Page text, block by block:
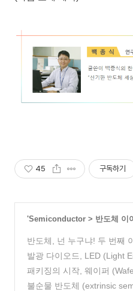
45 구독하기
'Semiconductor > 반도체 이
반도체, 넌 누구냐! 두 번째
발광 다이오드, LED (Light
(0)
패키징의 시작, 웨이퍼
불순물 반도체 (extrinsic